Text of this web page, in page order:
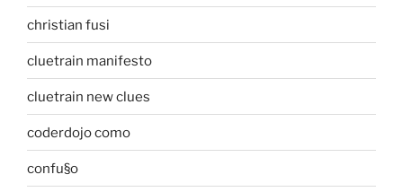
christian fusi
cluetrain manifesto
cluetrain new clues
coderdojo como
confu§o